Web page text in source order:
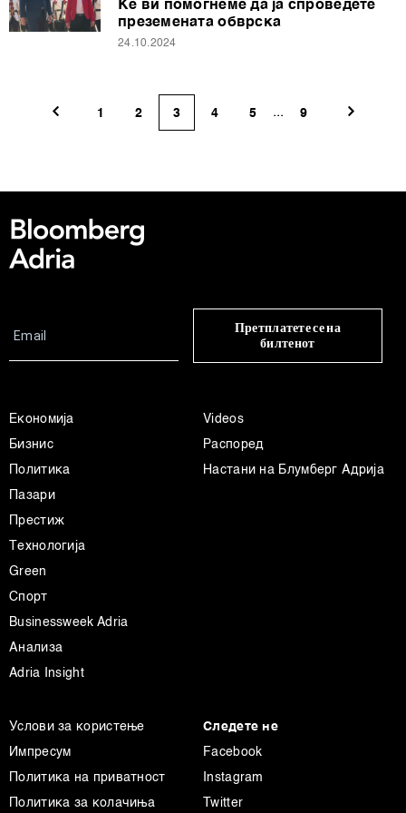
Ќе ви помогнеме да ја спроведете
преземената обврска
24.10.2024
1 2 3 4 5 ... 9
Претплатете се на
билтенот
Економија
Бизнис
Политика
Пазари
Престиж
Технологија
Green
Спорт
Businessweek Adria
Анализа
Adria Insight
Videos
Распоред
Настани на Блумберг Адрија
Услови за користење
Импресум
Политика на приватност
Политика за колачиња
Следете не
Facebook
Instagram
Twitter